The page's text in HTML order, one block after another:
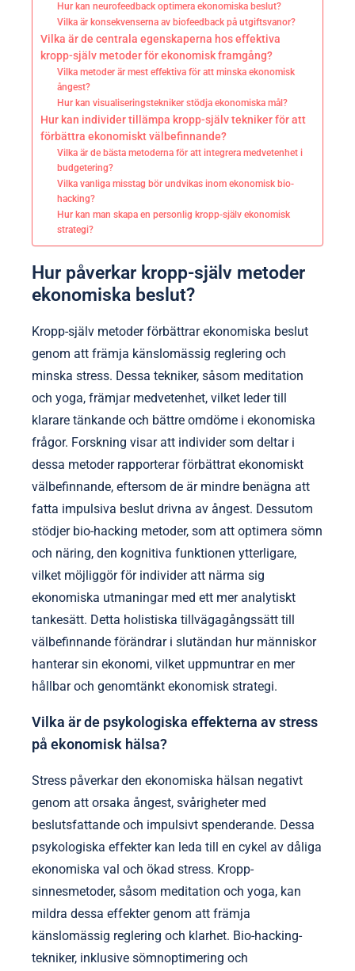
Hur kan neurofeedback optimera ekonomiska beslut?
Vilka är konsekvenserna av biofeedback på utgiftsvanor?
Vilka är de centrala egenskaperna hos effektiva
kropp-själv metoder för ekonomisk framgång?
Vilka metoder är mest effektiva för att minska ekonomisk
ångest?
Hur kan visualiseringstekniker stödja ekonomiska mål?
Hur kan individer tillämpa kropp-själv tekniker för att
förbättra ekonomiskt välbefinnande?
Vilka är de bästa metoderna för att integrera medvetenhet i
budgetering?
Vilka vanliga misstag bör undvikas inom ekonomisk bio-
hacking?
Hur kan man skapa en personlig kropp-själv ekonomisk
strategi?
Hur påverkar kropp-själv metoder
ekonomiska beslut?
Kropp-själv metoder förbättrar ekonomiska beslut
genom att främja känslomässig reglering och
minska stress. Dessa tekniker, såsom meditation
och yoga, främjar medvetenhet, vilket leder till
klarare tänkande och bättre omdöme i ekonomiska
frågor. Forskning visar att individer som deltar i
dessa metoder rapporterar förbättrat ekonomiskt
välbefinnande, eftersom de är mindre benägna att
fatta impulsiva beslut drivna av ångest. Dessutom
stödjer bio-hacking metoder, som att optimera sömn
och näring, den kognitiva funktionen ytterligare,
vilket möjliggör för individer att närma sig
ekonomiska utmaningar med ett mer analytiskt
tankesätt. Detta holistiska tillvägagångssätt till
välbefinnande förändrar i slutändan hur människor
hanterar sin ekonomi, vilket uppmuntrar en mer
hållbar och genomtänkt ekonomisk strategi.
Vilka är de psykologiska effekterna av stress
på ekonomisk hälsa?
Stress påverkar den ekonomiska hälsan negativt
genom att orsaka ångest, svårigheter med
beslutsfattande och impulsivt spenderande. Dessa
psykologiska effekter kan leda till en cykel av dåliga
ekonomiska val och ökad stress. Kropp-
sinnesmetoder, såsom meditation och yoga, kan
mildra dessa effekter genom att främja
känslomässig reglering och klarhet. Bio-hacking-
tekniker, inklusive sömnoptimering och